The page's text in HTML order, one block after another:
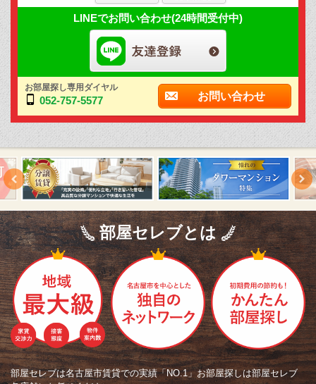
LINEでお問い合わせ(24時間受付中)
お部屋探し専用ダイヤル
052-757-5577 お問い合わせ
部屋セレブとは
部屋セレブは名古屋市賃貸での実績「NO.1」お部屋探しは部屋セレブ